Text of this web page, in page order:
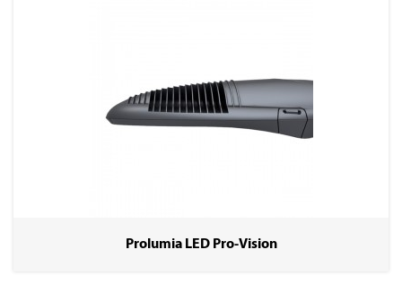
Prolumia LED Pro-Vision